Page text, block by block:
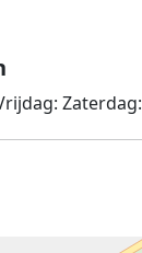
Zaterdag: